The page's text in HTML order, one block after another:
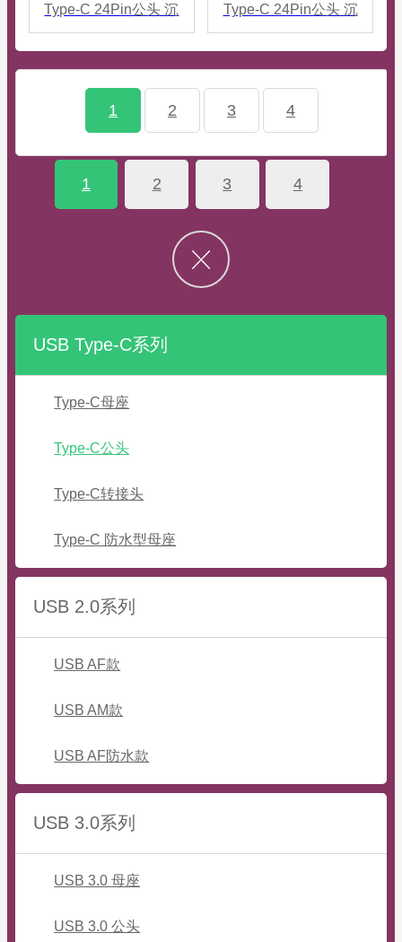
DIP+SMT+DIP
Type-C 24Pin公头 沉
板0.95MM
Type-C 24Pin公头 沉
板0.95MM
1 2 3 4
1 2 3 4
USB Type-C系列
Type-C母座
Type-C公头
Type-C转接头
Type-C 防水型母座
USB 2.0系列
USB AF款
USB AM款
USB AF防水款
USB 3.0系列
USB 3.0 母座
USB 3.0 公头